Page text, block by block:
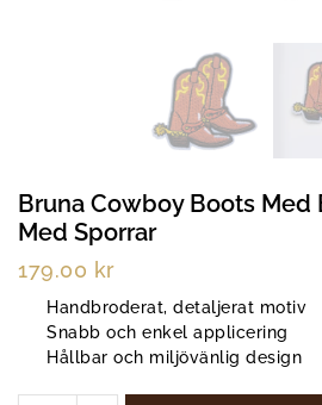
Bruna Cowboy Boots Med
Med Sporrar
179.00 kr
Handbroderat, detaljerat motiv
Snabb och enkel applicering
Hållbar och miljövänlig design